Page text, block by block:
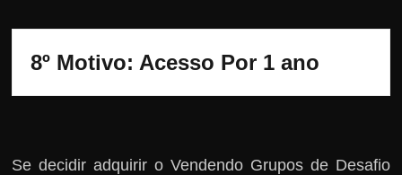
8º Motivo: Acesso Por 1 ano
Se decidir adquirir o Vendendo Grupos de Desafio